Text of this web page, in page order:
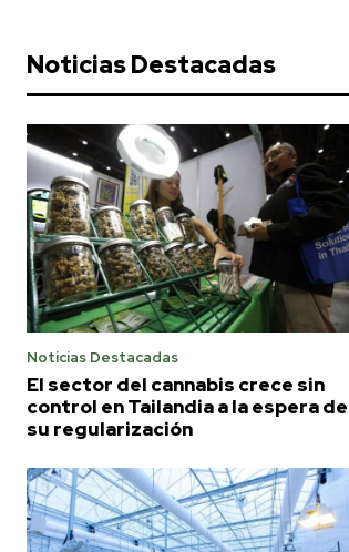
Noticias Destacadas
Noticias Destacadas
El sector del cannabis crece sin
control en Tailandia a la espera de
su regularización